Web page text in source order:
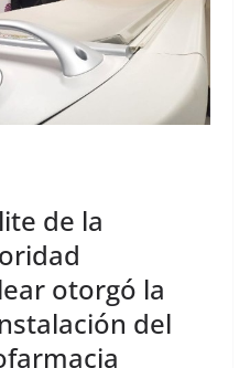
de la
otorgó la
del